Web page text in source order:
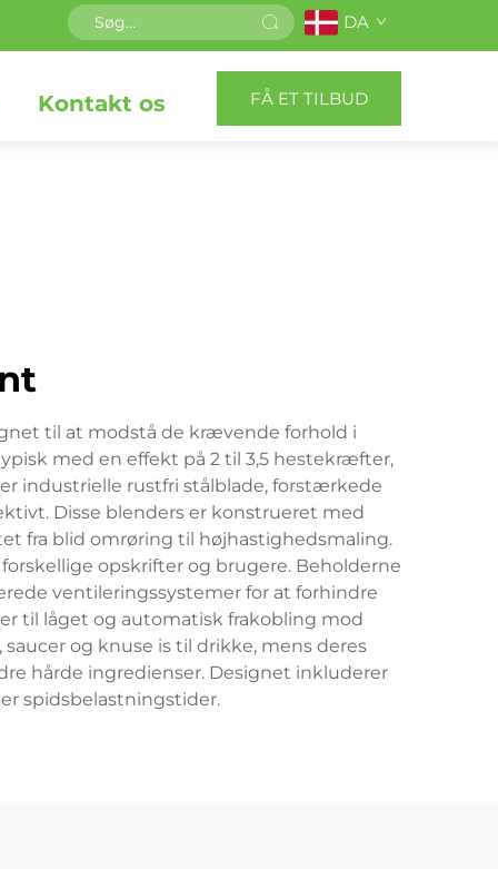
DA
Kontakt os FÅ ET TILBUD
til at modstå de krævende forhold i
med en effekt på 2 til 3,5 hestekræfter,
industrielle rustfri stålblade, forstærkede
Disse blenders er konstrueret med
fra blid omrøring til højhastighedsmaling.
opskrifter og brugere. Beholderne
ventileringssystemer for at forhindre
til låget og automatisk frakobling mod
og knuse is til drikke, mens deres
hårde ingredienser. Designet inkluderer
spidsbelastningstider.